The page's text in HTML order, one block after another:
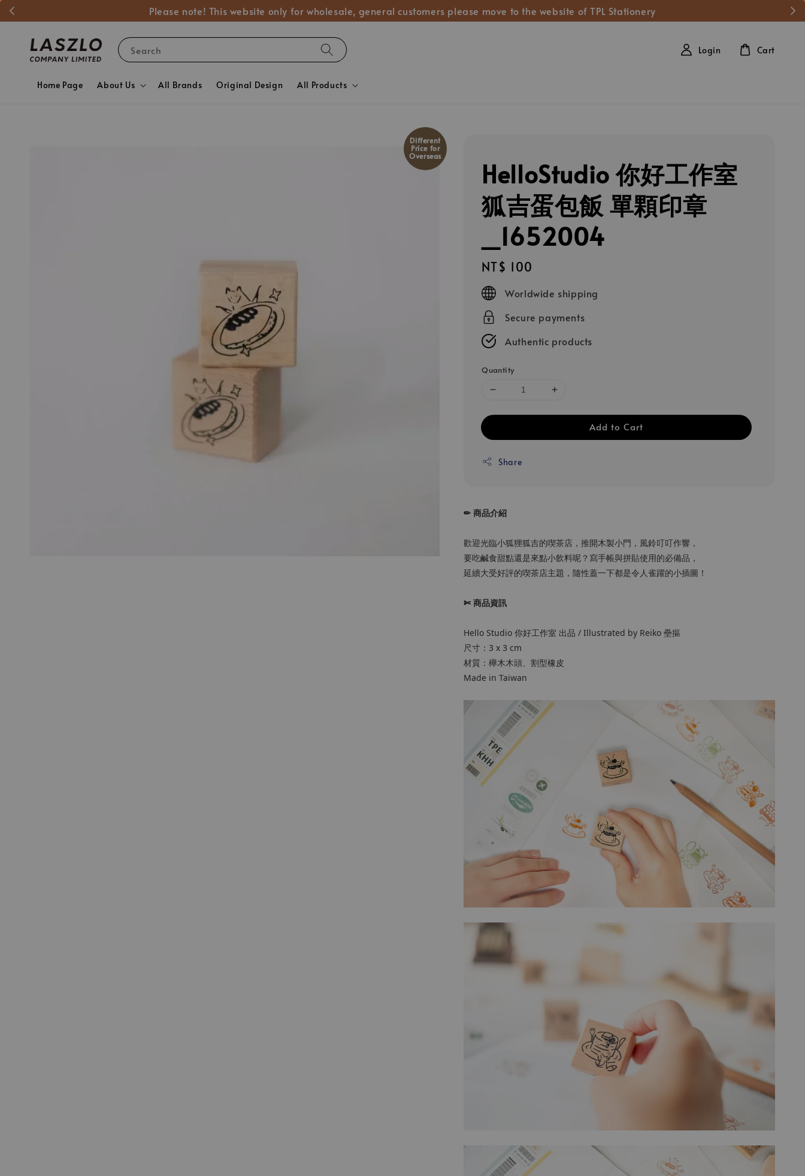
Please note! This website only for wholesale, general customers please move to the website of TPL Stationery
Search
Home Page About Us All Brands Original Design All Products
Login Cart
Different
Price for
Overseas
HelloStudio 你好工作室
狐吉蛋包飯 單顆印章
_1652004
Regular
price
NT$ 100
Worldwide shipping
Secure payments
Authentic products
Quantity
Add to Cart
Share
✏ 商品介紹
歡迎光臨小狐狸狐吉的喫茶店，推開木製小門，風鈴叮叮作響，
要吃鹹食甜點還是來點小飲料呢？寫手帳與拼貼使用的必備品，
延續大受好評的喫茶店主題，隨性蓋一下都是令人雀躍的小插圖！
✄ 商品資訊
Hello Studio 你好工作室 出品 / Illustrated by Reiko 壘摳
尺寸：3 x 3 cm
材質：櫸木木頭、割型橡皮
Made in Taiwan